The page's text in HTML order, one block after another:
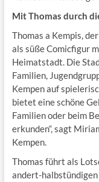
Mit Thomas durch
Thomas a Kempis,
als süße Comicfigur
Heimatstadt. Die
Familien,
Kempen auf
bietet eine schöne
Familien oder beim
erkunden“, sagt
Kempen.
Thomas führt als
andert-halbstündigen